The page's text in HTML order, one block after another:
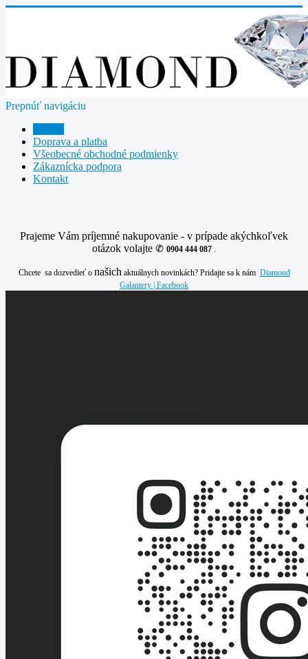
Prepnúť navigáciu
Doprava a platba
Všeobecné obchodné podmienky
Zákaznícka podpora
Kontakt
Prajeme Vám príjemné nakupovanie - v prípade akýchkoľvek
otázok volajte ✆ 0904 444 087
Chcete sa dozvedieť o našich aktuálnych novinkách? Pridajte sa k nám Diamond
Galantery | Facebook